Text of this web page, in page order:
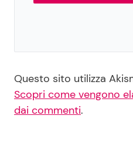
Questo sito utilizza
Scopri come vengono
dai commenti.